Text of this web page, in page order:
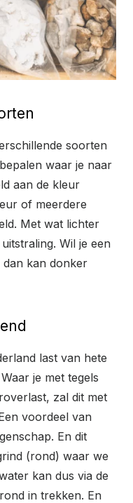
soorten
waar je naar
aan de kleur
of meerdere
Met wat lichter
Wil je een
kan donker
last van hete
je met tegels
zal dit met
voordeel van
En dit
(rond) waar we
kan dus via de
in trekken. En